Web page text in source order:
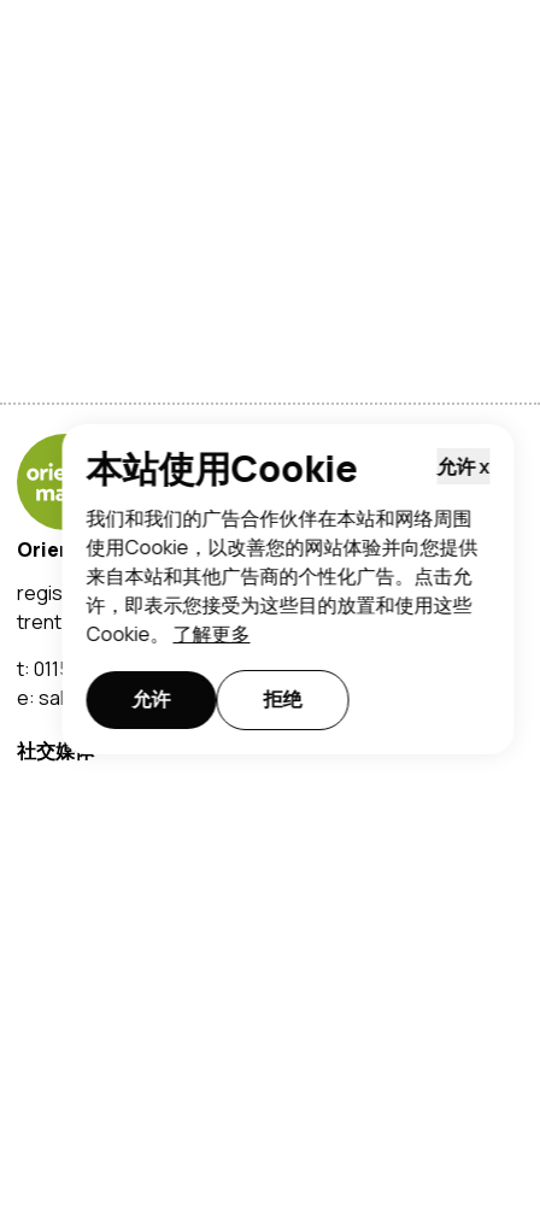
允许x
本站使用Cookie
我们和我们的广告合作伙伴在本站和网络周围
使用Cookie，以改善您的网站体验并向您提供
来自本站和其他广告商的个性化广告。点击允
许，即表示您接受为这些目的放置和使用这些
Cookie。
了解更多
允许 拒绝
Orientalmart UK Limited
registered office address:
trent lane, nottingham, ng2 4ds
t: 0115 950 7190
e: sales@orientalmart.co.uk
社交媒体